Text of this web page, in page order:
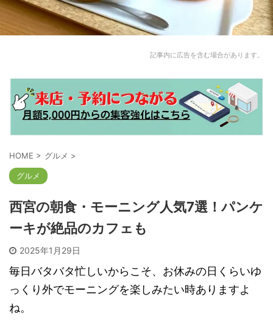
記事内に広告を含む場合があります。
HOME > グルメ >
グルメ
西宮の朝食・モーニング人気7選！パンケ
ーキが絶品のカフェも
2025年1月29日
毎日バタバタ忙しいからこそ、お休みの日くらいゆ
っくり外でモーニングを楽しみたい時ありますよ
ね。